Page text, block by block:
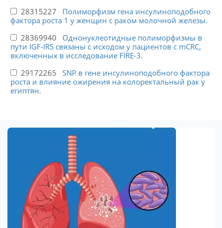
28315227 Полиморфизм гена инсулиноподобного
фактора роста 1 у женщин с раком молочной железы.
28369940 Однонуклеотидные полиморфизмы в
пути IGF-IRS связаны с исходом у пациентов с mCRC,
включенных в исследование FIRE-3.
29172265 SNP в гене инсулиноподобного фактора
роста и влияние ожирения на колоректальный рак у
египтян.